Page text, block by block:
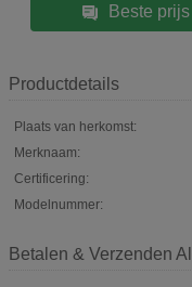
Beste prijs
Productdetails
Plaats van herkomst:
Merknaam:
Certificering:
Modelnummer:
Betalen & Verzenden